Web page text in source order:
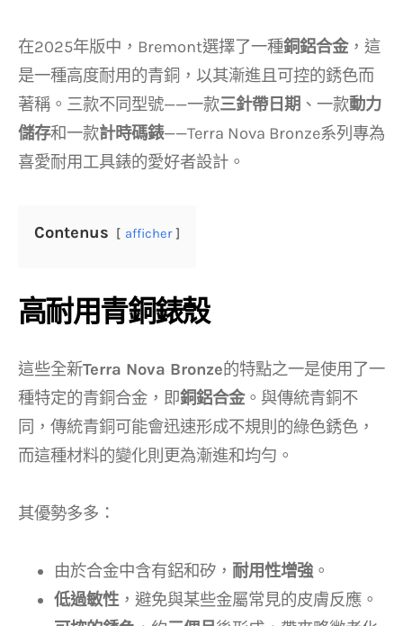
在2025年版中，Bremont選擇了一種銅鋁合金，這
是一種高度耐用的青銅，以其漸進且可控的銹色而
著稱。三款不同型號——一款三針帶日期 、一款動力
儲存和一款計時碼錶——Terra Nova Bronze系列專為
喜愛耐用工具錶的愛好者設計。
Contenus afficher
高耐用青銅錶殼
這些全新Terra Nova Bronze的特點之一是使用了一
種特定的青銅合金，即銅鋁合金。與傳統青銅不
同，傳統青銅可能會迅速形成不規則的綠色銹色，
而這種材料的變化則更為漸進和均勻。
其優勢多多：
由於合金中含有鋁和矽， 耐用性增強 。
低過敏性，避免與某些金屬常見的皮膚反應。